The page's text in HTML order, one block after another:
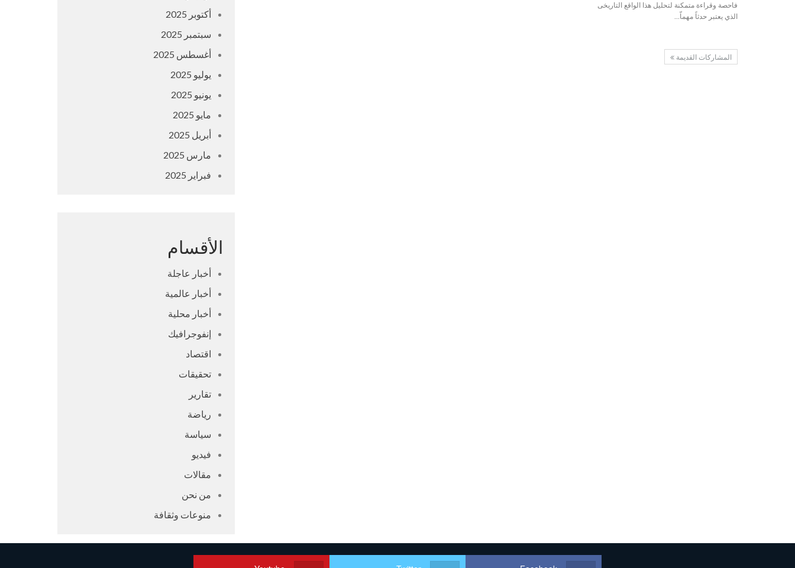
فاحصة وقراءة متمكنة لتحليل هذا الواقع التاريخى
الذي يعتبر حدثاً مهماّ…
المشاركات القديمة
أكتوبر 2025
سبتمبر 2025
أغسطس 2025
يوليو 2025
يونيو 2025
مايو 2025
أبريل 2025
مارس 2025
فبراير 2025
الأقسام
أخبار عاجلة
أخبار عالمية
أخبار محلية
إنفوجرافيك
اقتصاد
تحقيقات
تقارير
رياضة
سياسة
فيديو
مقالات
من نحن
منوعات وثقافة